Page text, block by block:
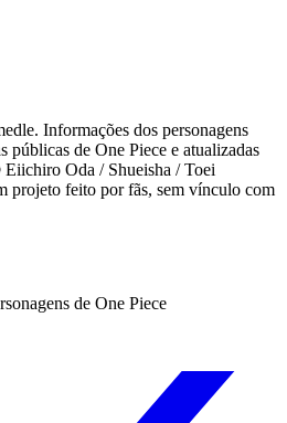
Informações dos personagens
públicas de One Piece e atualizadas
Oda / Shueisha / Toei
projeto feito por fãs, sem vínculo com
de One Piece